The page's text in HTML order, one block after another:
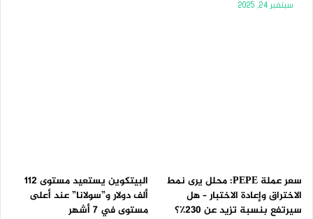
سبتمبر 24, 2025
سعر عملة PEPE: محلل يرى نمط
الاختراق وإعادة الاختبار – هل
سيرتفع بنسبة تزيد عن 230٪؟
البيتكوين يستعيد مستوى 112
ألف دولار و”سولانا” عند أعلى
مستوى في 7 أشهر